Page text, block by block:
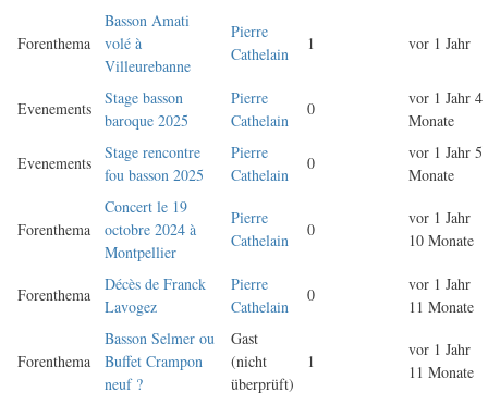
Forenthema
Basson Amati
volé à
Villeurebanne
Pierre
Cathelain
1 vor 1 Jahr
Evenements
Stage basson
baroque 2025
Pierre
Cathelain
0
vor 1 Jahr 4
Monate
Evenements
Stage rencontre
fou basson 2025
Pierre
Cathelain
0
vor 1 Jahr 5
Monate
Forenthema
Concert le 19
octobre 2024 à
Montpellier
Pierre
Cathelain
0
vor 1 Jahr
10 Monate
Forenthema
Décès de Franck
Lavogez
Pierre
Cathelain
0
vor 1 Jahr
11 Monate
Forenthema
Basson Selmer ou
Buffet Crampon
neuf ?
Gast
(nicht
überprüft)
1
vor 1 Jahr
11 Monate